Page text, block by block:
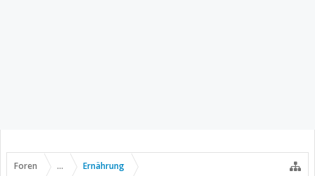
Foren ... Ernährung